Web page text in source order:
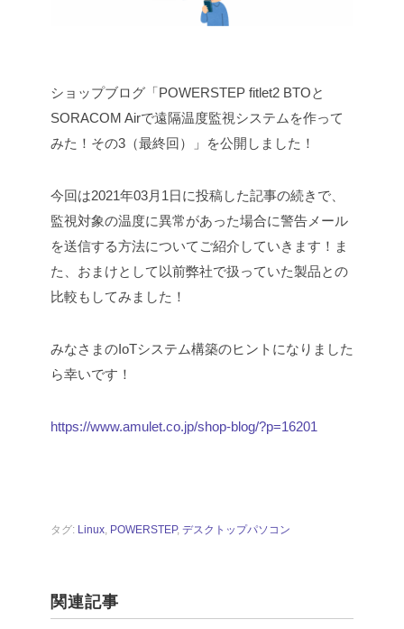
ショップブログ「POWERSTEP fitlet2 BTOと
SORACOM Airで遠隔温度監視システムを作って
みた！その3（最終回）
」を公開しました！
今回は2021年03月1日に投稿した記事の続きで、
監視対象の温度に異常があった場合に警告メール
を送信する方法についてご紹介していきます！ま
た、おまけとして以前弊社で扱っていた製品との
比較もしてみました！
みなさまのIoTシステム構築のヒントになりました
ら幸いです！
https://www.amulet.co.jp/shop-blog/?p=16201
タグ: Linux, POWERSTEP, デスクトップパソコン
関連記事